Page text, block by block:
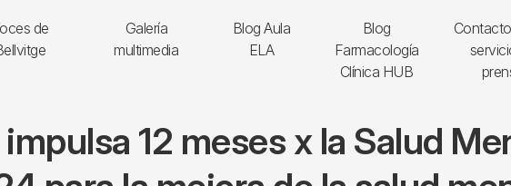
de
Galería
multimedia
Blog Aula
ELA
Blog
Farmacología
Clínica HUB
12 meses x la Salud